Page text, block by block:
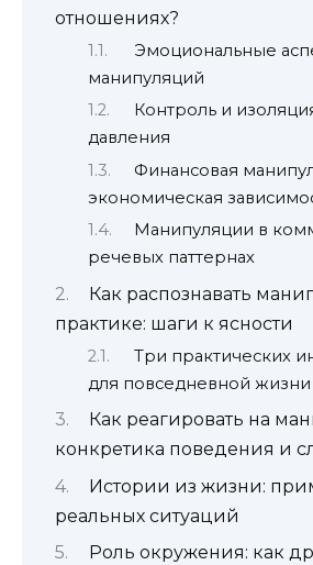
отношениях?
Эмоциональные
манипуляций
Контроль и
давления
Финансовая
экономическая
Манипуляции в
речевых паттернах
Как распознавать
практике: шаги к ясности
Три практических
для повседневной жизни
Как реагировать на
конкретика поведения и
Истории из жизни:
реальных ситуаций
Роль окружения: как